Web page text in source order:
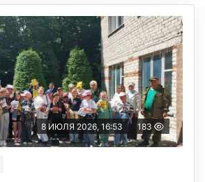
8 ИЮЛЯ 2026, 16:53 183